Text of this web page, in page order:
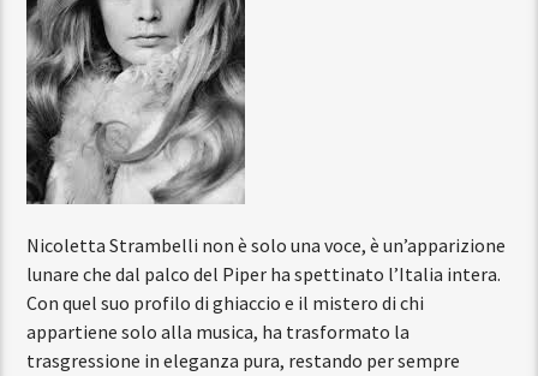
Nicoletta Strambelli non è solo una voce, è un’apparizione
lunare che dal palco del Piper ha spettinato l’Italia intera.
Con quel suo profilo di ghiaccio e il mistero di chi
appartiene solo alla musica, ha trasformato la
trasgressione in eleganza pura, restando per sempre